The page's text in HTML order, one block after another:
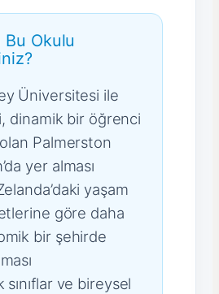
Okulu
Üniversitesi ile
dinamik bir öğrenci
Palmerston
yer alması
yaşam
göre daha
bir şehirde
sınıflar ve bireysel